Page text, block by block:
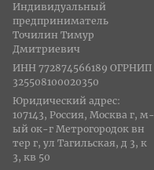
Индивидуальный
предприниматель
Точилин Тимур
Дмитриевич
ИНН 772874566189 ОГРНИП
325508100020350
Юридический адрес:
107143, Россия, Москва г, м-
ый ок-г Метрогородок вн
тер г, ул Тагильская, д 3, к
3, кв 50